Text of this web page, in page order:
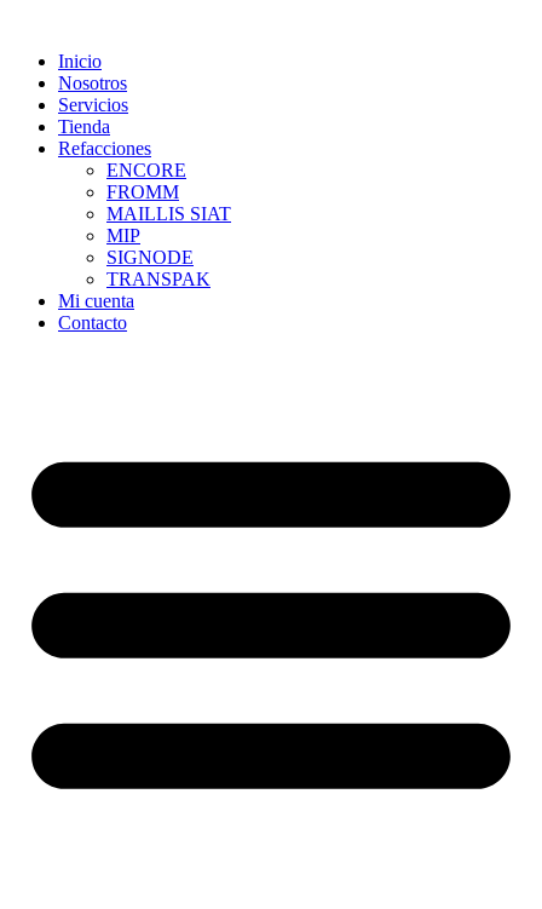
contentInicio
Nosotros
Servicios
Tienda
Refacciones
ENCORE
FROMM
MAILLIS SIAT
MIP
SIGNODE
TRANSPAK
Mi cuenta
Contacto